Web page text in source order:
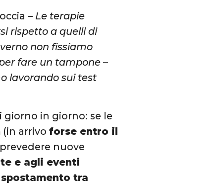
– Le terapie
rispetto a quelli di
non fissiamo
fare un tampone –
lavorando sui test
giorno in giorno: se le
(in arrivoforse entro il
nuove
e agli eventi
tra